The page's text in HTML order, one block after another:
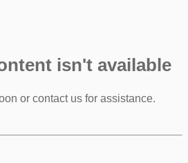
isn't available
or contact us for assistance.